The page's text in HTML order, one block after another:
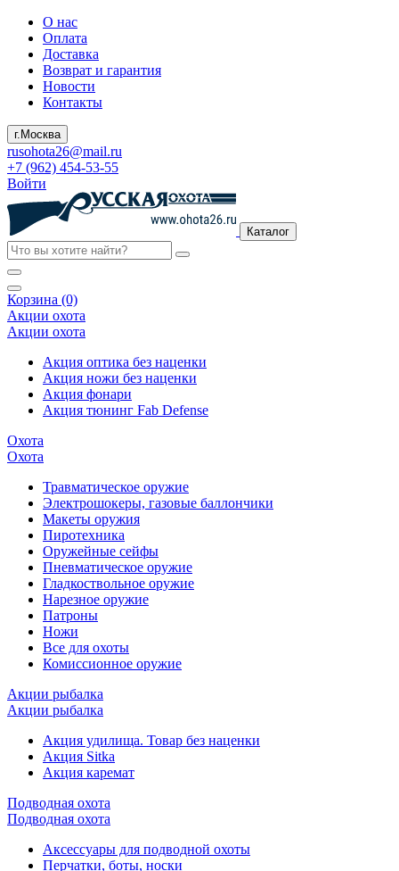
О нас
Оплата
Доставка
Возврат и гарантия
Новости
Контакты
г.Москва
rusohota26@mail.ru
+7 (962) 454-53-55
Войти
Каталог
Корзина (0)
Акции охота
Акции охота
Акция оптика без наценки
Акция ножи без наценки
Акция фонари
Акция тюнинг Fab Defense
Охота
Охота
Травматическое оружие
Электрошокеры, газовые баллончики
Макеты оружия
Пиротехника
Оружейные сейфы
Пневматическое оружие
Гладкоствольное оружие
Нарезное оружие
Патроны
Ножи
Все для охоты
Комиссионное оружие
Акции рыбалка
Акции рыбалка
Акция удилища. Товар без наценки
Акция Sitka
Акция каремат
Подводная охота
Подводная охота
Аксессуары для подводной охоты
Перчатки, боты, носки